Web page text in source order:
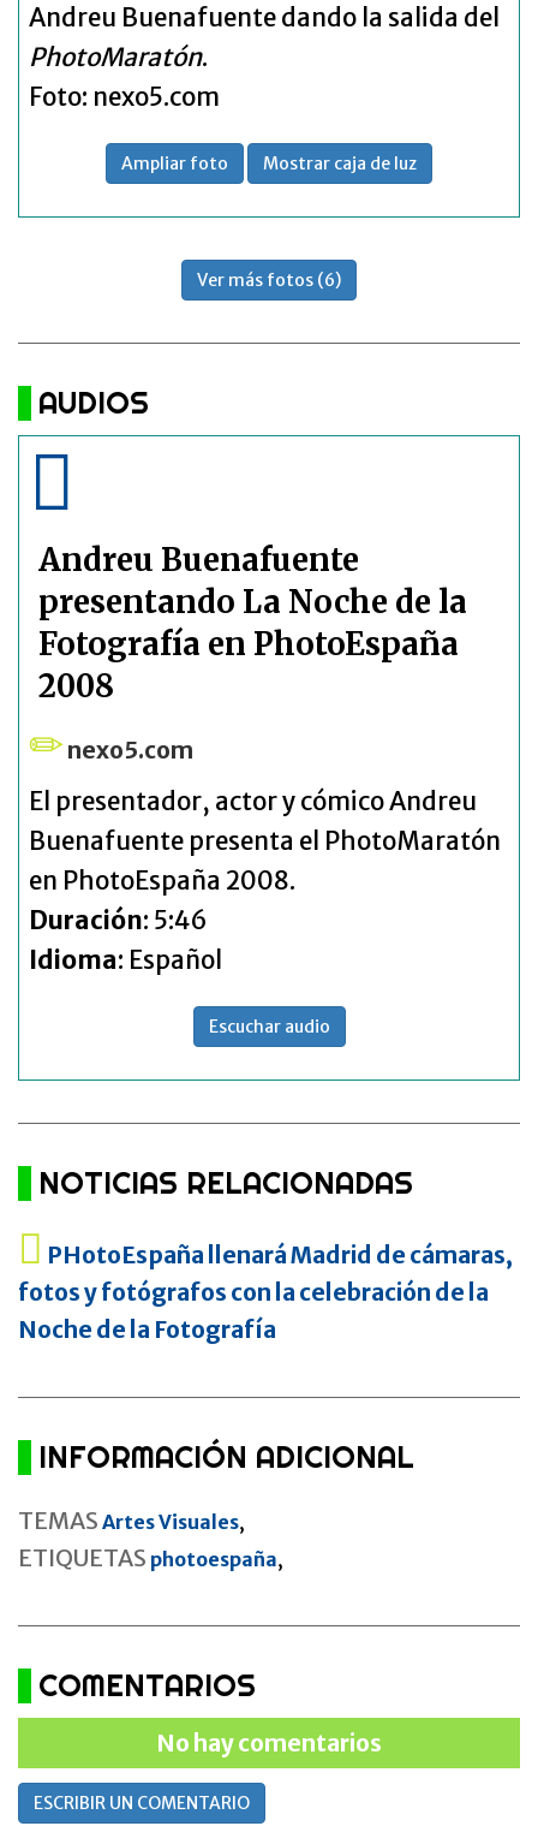
Andreu Buenafuente dando la salida del
PhotoMaratón.
Foto: nexo5.com
Ampliar foto Mostrar caja de luz
Ver más fotos (6)
AUDIOS
Andreu Buenafuente
presentando La Noche de la
Fotografía en PhotoEspaña
2008
nexo5.com
El presentador, actor y cómico Andreu
Buenafuente presenta el PhotoMaratón
en PhotoEspaña 2008.
Duración: 5:46
Idioma: Español
Escuchar audio
NOTICIAS RELACIONADAS
PHotoEspaña llenará Madrid de cámaras,
fotos y fotógrafos con la celebración de la
Noche de la Fotografía
INFORMACIÓN ADICIONAL
TEMAS Artes Visuales,
ETIQUETAS photoespaña,
COMENTARIOS
No hay comentarios
ESCRIBIR UN COMENTARIO